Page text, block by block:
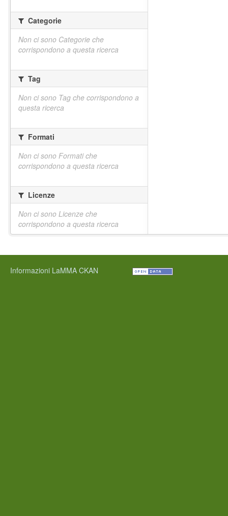
Categorie
Non ci sono Categorie che
corrispondono a questa ricerca
Tag
Non ci sono Tag che corrispondono a
questa ricerca
Formati
Non ci sono Formati che
corrispondono a questa ricerca
Licenze
Non ci sono Licenze che
corrispondono a questa ricerca
Informazioni LaMMA CKAN